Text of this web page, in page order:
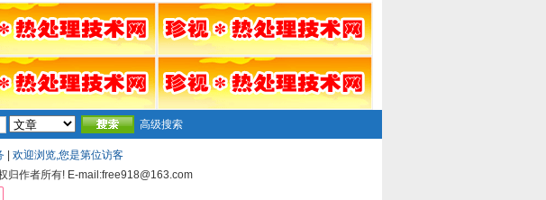
高级搜索
| 欢迎浏览,您是第位访客
归作者所有! E-mail:free918@163.com